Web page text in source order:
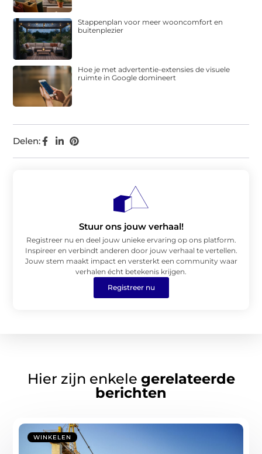
Delen:
Stappenplan voor meer wooncomfort en
buitenplezier
Hoe je met advertentie-extensies de visuele
ruimte in Google domineert
Stuur ons jouw verhaal!
Registreer nu en deel jouw unieke ervaring op ons platform.
Inspireer en verbindt anderen door jouw verhaal te vertellen.
Jouw stem maakt impact en versterkt een community waar
verhalen écht betekenis krijgen.
Registreer nu
Hier zijn enkele gerelateerde
berichten
WINKELEN